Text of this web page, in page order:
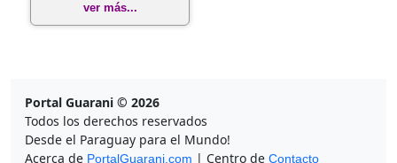
ver más...
Portal Guarani © 2026
Todos los derechos reservados
Desde el Paraguay para el Mundo!
Acerca de PortalGuarani.com | Centro de Contacto